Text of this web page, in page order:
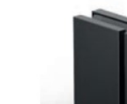
SUIVI DE COMMANDE